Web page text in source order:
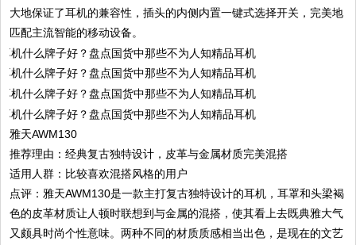
大地保证了耳机的兼容性，插头的内侧内置一键式选择开关，完美地
匹配主流智能的移动设备。
雅天AWM130
推荐理由：经典复古独特设计，皮革与金属材质完美混搭
适用人群：比较喜欢混搭风格的用户
点评：雅天AWM130是一款主打复古独特设计的耳机，耳罩和头梁褐
色的皮革材质让人顿时联想到与金属的混搭，使其看上去既典雅大气
又颇具时尚个性意味。两种不同的材质质感相当出色，是现在的文艺